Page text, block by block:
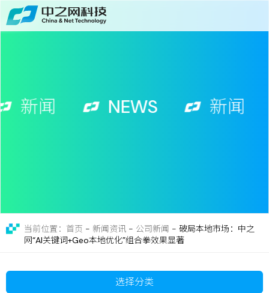
案例
新闻 NEWS 新闻
当前位置：首页 - 新闻资讯 - 公司新闻 - 破局本地市场：中之
网“AI关键词+Geo本地优化”组合拳效果显著
选择分类